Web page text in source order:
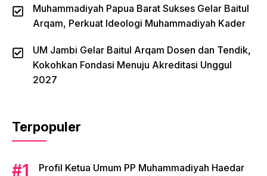
Muhammadiyah Papua Barat Sukses Gelar Baitul
Arqam, Perkuat Ideologi Muhammadiyah Kader
UM Jambi Gelar Baitul Arqam Dosen dan Tendik,
Kokohkan Fondasi Menuju Akreditasi Unggul
2027
Terpopuler
Profil Ketua Umum PP Muhammadiyah Haedar